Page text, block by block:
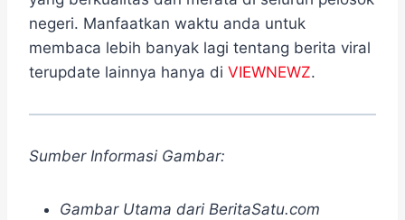
negeri. Manfaatkan waktu anda untuk
membaca lebih banyak lagi tentang berita viral
terupdate lainnya hanya di VIEWNEWZ.
Sumber Informasi Gambar:
Gambar Utama dari BeritaSatu.com